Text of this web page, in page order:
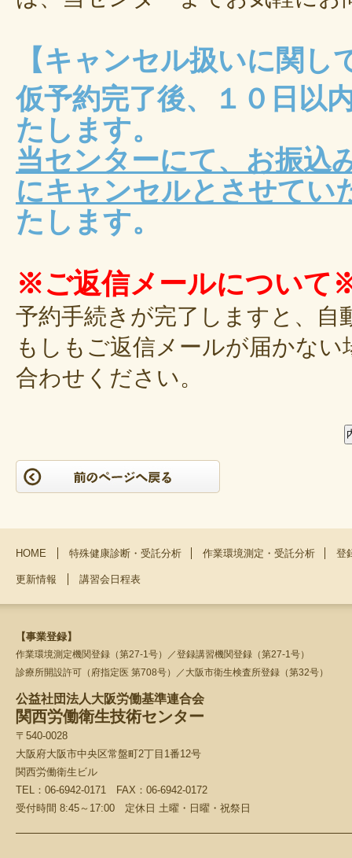
【キャンセル扱いに関し
仮予約完了後、１０日以
たします。
当センターにて、お振込
にキャンセルとさせてい
たします。
※ご返信メールについて
予約手続きが完了しますと、
もしもご返信メールが届かな
合わせください。
HOME 特殊健康診断・受託分析 作業環境測定・受託分析 登
更新情報 講習会日程表
【事業登録】
作業環境測定機関登録（第27-1号）／登録講習機関登録（第27-1号）
診療所開設許可（府指定医 第708号）／大阪市衛生検査所登録（第32号）
公益社団法人大阪労働基準連合会
関西労働衛生技術センター
〒540-0028
大阪府大阪市中央区常盤町2丁目1番12号
関西労働衛生ビル
TEL：06-6942-0171 FAX：06-6942-0172
受付時間 8:45～17:00 定休日 土曜・日曜・祝祭日